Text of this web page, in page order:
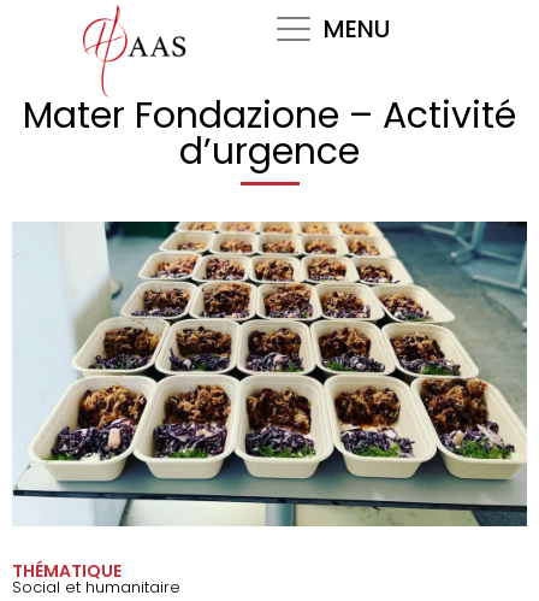
MENU
Mater Fondazione – Activité
d’urgence
THÉMATIQUE
Social et humanitaire